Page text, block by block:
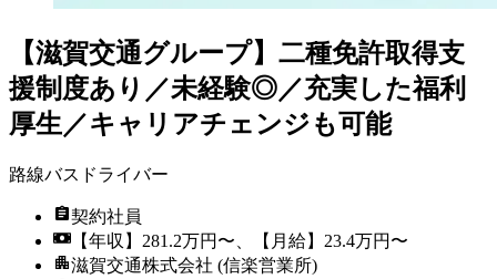
【滋賀交通グループ】二種免許取得支
援制度あり／未経験◎／充実した福利
厚生／キャリアチェンジも可能
路線バスドライバー
契約社員
【年収】281.2万円〜、【月給】23.4万円〜
滋賀交通株式会社 (信楽営業所)